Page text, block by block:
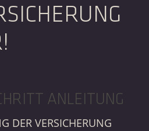
ANLEITUNG
DER VERSICHERUNG